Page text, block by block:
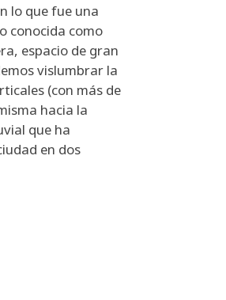
lo que fue una
conocida como
espacio de gran
vislumbrar la
(con más de
hacia la
que ha
en dos